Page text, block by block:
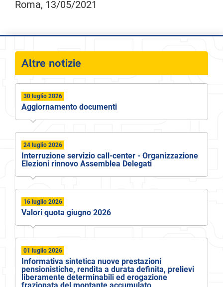
Roma, 13/05/2021
Altre notizie
30 luglio 2026
Aggiornamento documenti
24 luglio 2026
Interruzione servizio call-center - Organizzazione
Elezioni rinnovo Assemblea Delegati
16 luglio 2026
Valori quota giugno 2026
01 luglio 2026
Informativa sintetica nuove prestazioni
pensionistiche, rendita a durata definita, prelievi
liberamente determinabili ed erogazione